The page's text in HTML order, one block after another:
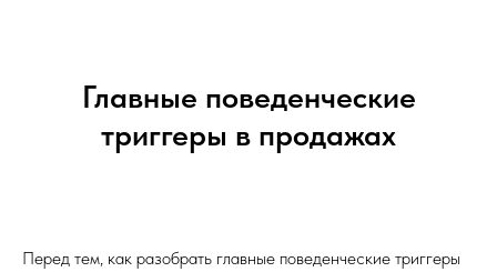
Главные поведенческие
триггеры в продажах
Перед тем, как разобрать главные поведенческие триггеры